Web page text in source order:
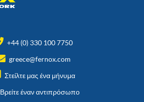
+44 (0) 330 100 7750
greece@fernox.com
Στείλτε μας ένα μήνυμα
Βρείτε έναν αντιπρόσωπο